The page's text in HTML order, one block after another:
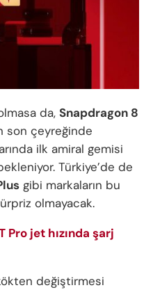
da, Snapdragon 8
son çeyreğinde
ilk amiral gemisi
Türkiye’de de
gibi markaların bu
olmayacak.
Pro jet hızında şarj
değiştirmesi